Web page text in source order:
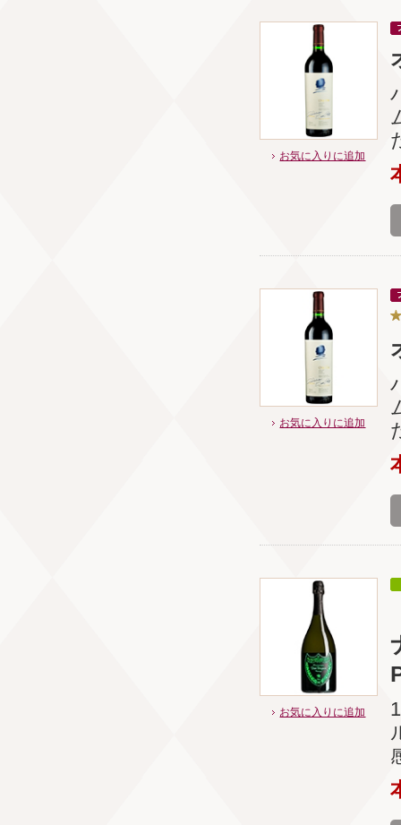
お気に入りに追加
お気に入りに追加
お気に入りに追加